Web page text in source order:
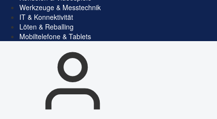
Werkzeuge & Messtechnik
IT & Konnektivität
Löten & Reballing
Mobiltelefone & Tablets